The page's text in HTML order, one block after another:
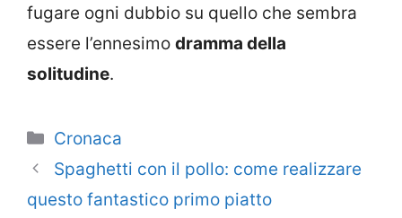
fugare ogni dubbio su quello che sembra
essere l’ennesimo dramma della
solitudine.
Categorie
Cronaca
Spaghetti con il pollo: come realizzare
questo fantastico primo piatto